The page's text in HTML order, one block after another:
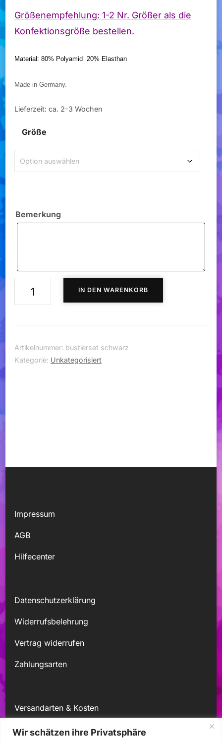
Wir schätzen ihre Privatsphäre
Größenempfehlung: 1-2 Nr. Größer als die
Konfektionsgröße bestellen.
Material: 80% Polyamid 20% Elasthan
Made in Germany.
Lieferzeit: ca. 2-3 Wochen
Größe
Bemerkung
Bustierset
schwarz
IN DEN WARENKORB
Artikelnummer: bustierset schwarz
Kategorie: Unkategorisiert
Impressum
AGB
Hilfecenter
Datenschutzerklärung
Widerrufsbelehrung
Vertrag widerrufen
Zahlungsarten
Versandarten & Kosten
Kontakt